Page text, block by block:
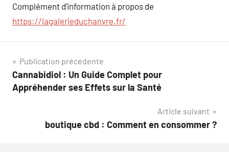
Complément d’information à propos de
https://lagalerieduchanvre.fr/
Navigation
de
Publication précédente
Cannabidiol : Un Guide Complet pour
Appréhender ses Effets sur la Santé
Article suivant
boutique cbd : Comment en consommer ?